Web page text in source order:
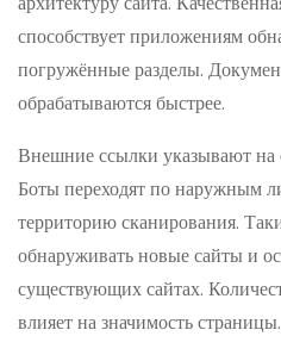
способствует приложениям
погружённые разделы.
обрабатываются быстрее.
Внешние ссылки указывают
Боты переходят по наружным
территорию сканирования.
обнаруживать новые сайты и
существующих сайтах.
влияет на значимость страницы.